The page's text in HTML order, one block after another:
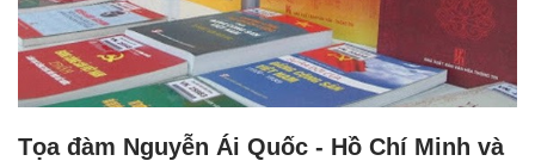
Tọa đàm Nguyễn Ái Quốc - Hồ Chí Minh và